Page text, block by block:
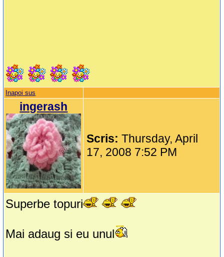
Inapoi sus
ingerash
Scris:Thursday, April
17, 2008 7:52 PM
Superbe topuri
Mai adaug si eu unul